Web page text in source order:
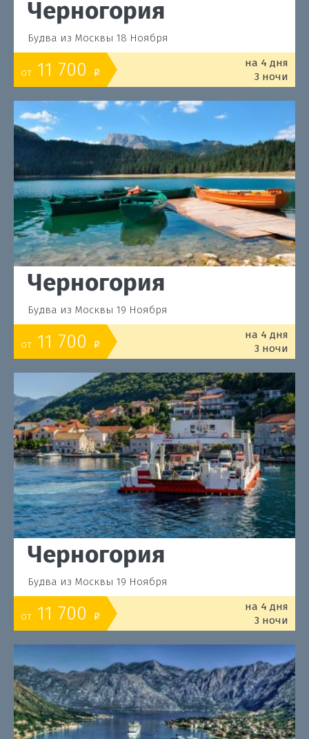
Черногория
Будва из Москвы 18 Ноября
от 11 700 o
на 4 дня
3 ночи
Черногория
Будва из Москвы 19 Ноября
от 11 700 o
на 4 дня
3 ночи
Черногория
Будва из Москвы 19 Ноября
от 11 700 o
на 4 дня
3 ночи